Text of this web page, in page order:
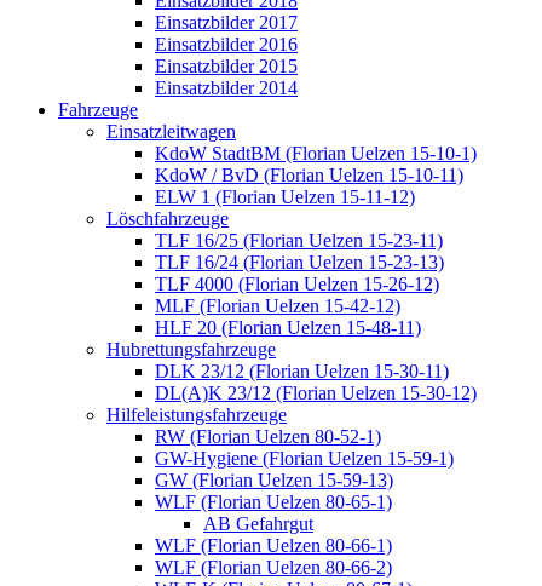
Einsatzbilder 2017
Einsatzbilder 2016
Einsatzbilder 2015
Einsatzbilder 2014
Fahrzeuge
Einsatzleitwagen
KdoW StadtBM (Florian Uelzen 15-10-1)
KdoW / BvD (Florian Uelzen 15-10-11)
ELW 1 (Florian Uelzen 15-11-12)
Löschfahrzeuge
TLF 16/25 (Florian Uelzen 15-23-11)
TLF 16/24 (Florian Uelzen 15-23-13)
TLF 4000 (Florian Uelzen 15-26-12)
MLF (Florian Uelzen 15-42-12)
HLF 20 (Florian Uelzen 15-48-11)
Hubrettungsfahrzeuge
DLK 23/12 (Florian Uelzen 15-30-11)
DL(A)K 23/12 (Florian Uelzen 15-30-12)
Hilfeleistungsfahrzeuge
RW (Florian Uelzen 80-52-1)
GW-Hygiene (Florian Uelzen 15-59-1)
GW (Florian Uelzen 15-59-13)
WLF (Florian Uelzen 80-65-1)
AB Gefahrgut
WLF (Florian Uelzen 80-66-1)
WLF (Florian Uelzen 80-66-2)